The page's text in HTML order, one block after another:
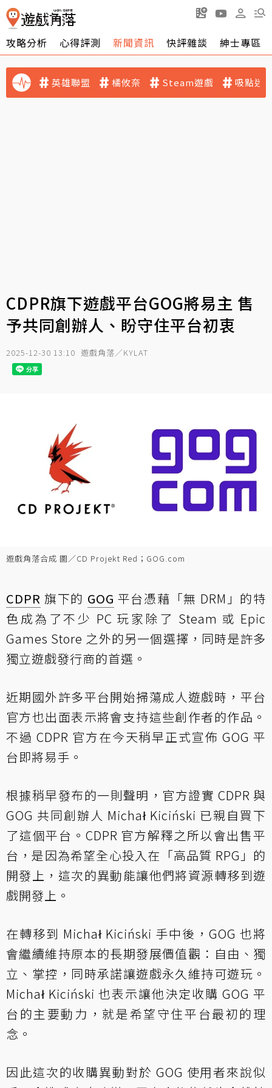
攻略分析 心得評測 新聞資訊 快評雜談 紳士專區
英雄聯盟 橘攸奈 Steam遊戲 吸點迷
CDPR旗下遊戲平台GOG將易主 售
予共同創辦人、盼守住平台初衷
2025-12-30 13:10 遊戲角落／KYLAT
遊戲角落合成 圖／CD Projekt Red；GOG.com
CDPR 旗下的 GOG 平台憑藉「無 DRM」的特
色成為了不少 PC 玩家除了 Steam 或 Epic
Games Store 之外的另一個選擇，同時是許多
獨立遊戲發行商的首選。
近期國外許多平台開始掃蕩成人遊戲時，平台
官方也出面表示將會支持這些創作者的作品。
不過 CDPR 官方在今天稍早正式宣佈 GOG 平
台即將易手。
根據稍早發布的一則聲明，官方證實 CDPR 與
GOG 共同創辦人 Michał Kiciński 已親自買下
了這個平台。CDPR 官方解釋之所以會出售平
台，是因為希望全心投入在「高品質 RPG」的
開發上，這次的異動能讓他們將資源轉移到遊
戲開發上。
在轉移到 Michał Kiciński 手中後，GOG 也將
會繼續維持原本的長期發展價值觀：自由、獨
立、掌控，同時承諾讓遊戲永久維持可遊玩。
Michał Kiciński 也表示讓他決定收購 GOG 平
台的主要動力，就是希望守住平台最初的理
念。
因此這次的收購異動對於 GOG 使用者來說似